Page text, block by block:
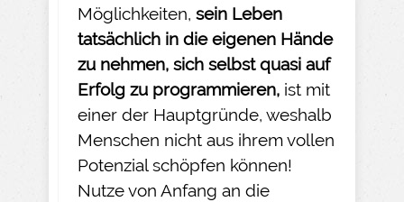
Möglichkeiten, sein Leben
tatsächlich in die eigenen Hände
zu nehmen, sich selbst quasi auf
Erfolg zu programmieren, ist mit
einer der Hauptgründe, weshalb
Menschen nicht aus ihrem vollen
Potenzial schöpfen können!
Nutze von Anfang an die